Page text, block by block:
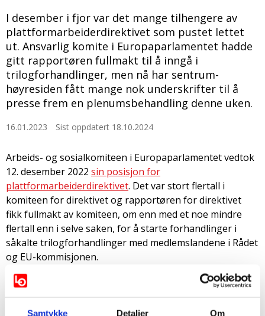
Samtykke Detaljer Om
I desember i fjor var det mange tilhengere av
plattformarbeiderdirektivet som pustet lettet
ut. Ansvarlig komite i Europaparlamentet hadde
gitt rapportøren fullmakt til å inngå i
trilogforhandlinger, men nå har sentrum-
høyresiden fått mange nok underskrifter til å
presse frem en plenumsbehandling denne uken.
16.01.2023 Sist oppdatert 18.10.2024
Arbeids- og sosialkomiteen i Europaparlamentet vedtok
12. desember 2022 sin posisjon for
plattformarbeiderdirektivet. Det var stort flertall i
komiteen for direktivet og rapportøren for direktivet
fikk fullmakt av komiteen, om enn med et noe mindre
flertall enn i selve saken, for å starte forhandlinger i
såkalte trilogforhandlinger med medlemslandene i Rådet
og EU-kommisjonen.
Det var knyttet spenning til vedtaket i komiteen. Flere av
de store aktørene i plattformøkonomien har drevet